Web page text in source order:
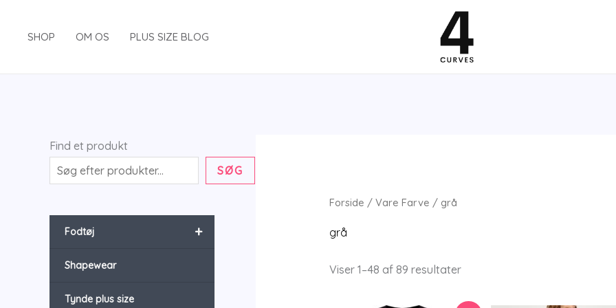
SHOP OM OS PLUS SIZE BLOG
Find et produkt
SØG
+
Fodtøj
Shapewear
Tynde plus size
Forside / Vare Farve / grå
grå
Viser 1–48 af 89 resultater